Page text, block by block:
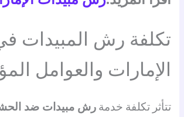
تكلفة رش المبيدات
الإمارات والعوامل
تتأثر تكلفة خدمةرش مبيدات ضد